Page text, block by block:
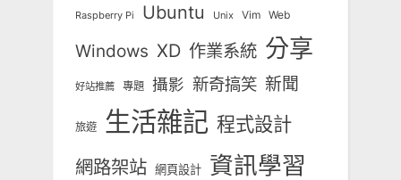
Raspberry Pi Ubuntu Unix Vim Web
Windows XD 作業系統 分享
好站推薦 專題 攝影 新奇搞笑 新聞
旅遊 生活雜記 程式設計
網路架站 網頁設計 資訊學習